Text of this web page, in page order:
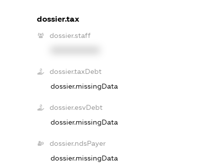
dossier.tax
dossier.staff
dossier.taxDebt
dossier.missingData
dossier.esvDebt
dossier.missingData
dossier.ndsPayer
dossier.missingData